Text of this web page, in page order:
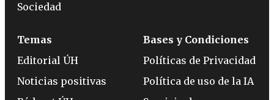
Sociedad
Temas
Editorial ÚH
Noticias positivas
Bases y Condiciones
Políticas de Privacidad
Política de uso de la IA